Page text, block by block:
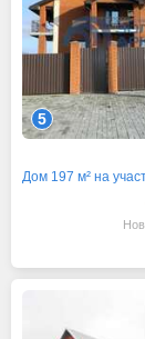
5
Дом 197 м² на